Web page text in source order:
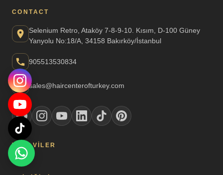
CONTACT
Selenium Retro, Ataköy 7-8-9-10. Kısım, D-100 Güney
Yanyolu No:18/A, 34158 Bakırköy/İstanbul
905513530834
sales@haircenterofturkey.com
TEDAVILER